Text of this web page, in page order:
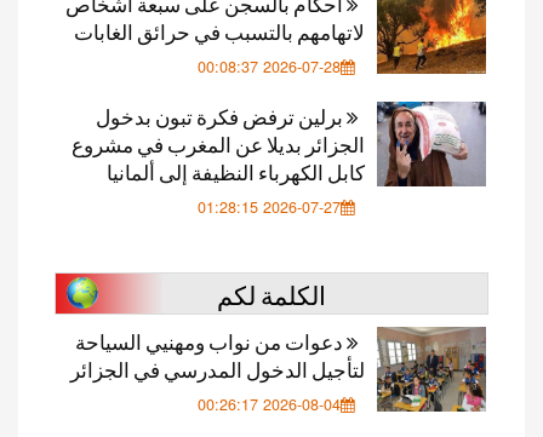
لاتهامهم بالتسبب في حرائق الغابات
2026-07-28 00:08:37
برلين ترفض فكرة تبون بدخول
الجزائر بديلا عن المغرب في مشروع
كابل الكهرباء النظيفة إلى ألمانيا
2026-07-27 01:28:15
الكلمة لكم
دعوات من نواب ومهنيي السياحة
لتأجيل الدخول المدرسي في الجزائر
2026-08-04 00:26:17